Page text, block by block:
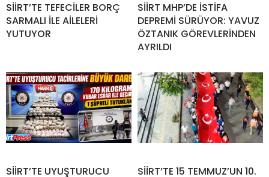
SİİRT’TE TEFECİLER BORÇ
SARMALI İLE AİLELERİ
YUTUYOR
SİİRT MHP’DE İSTİFA
DEPREMİ SÜRÜYOR: YAVUZ
ÖZTANIK GÖREVLERİNDEN
AYRILDI
SİİRT’TE UYUŞTURUCU
SİİRT’TE 15 TEMMUZ’UN 10.